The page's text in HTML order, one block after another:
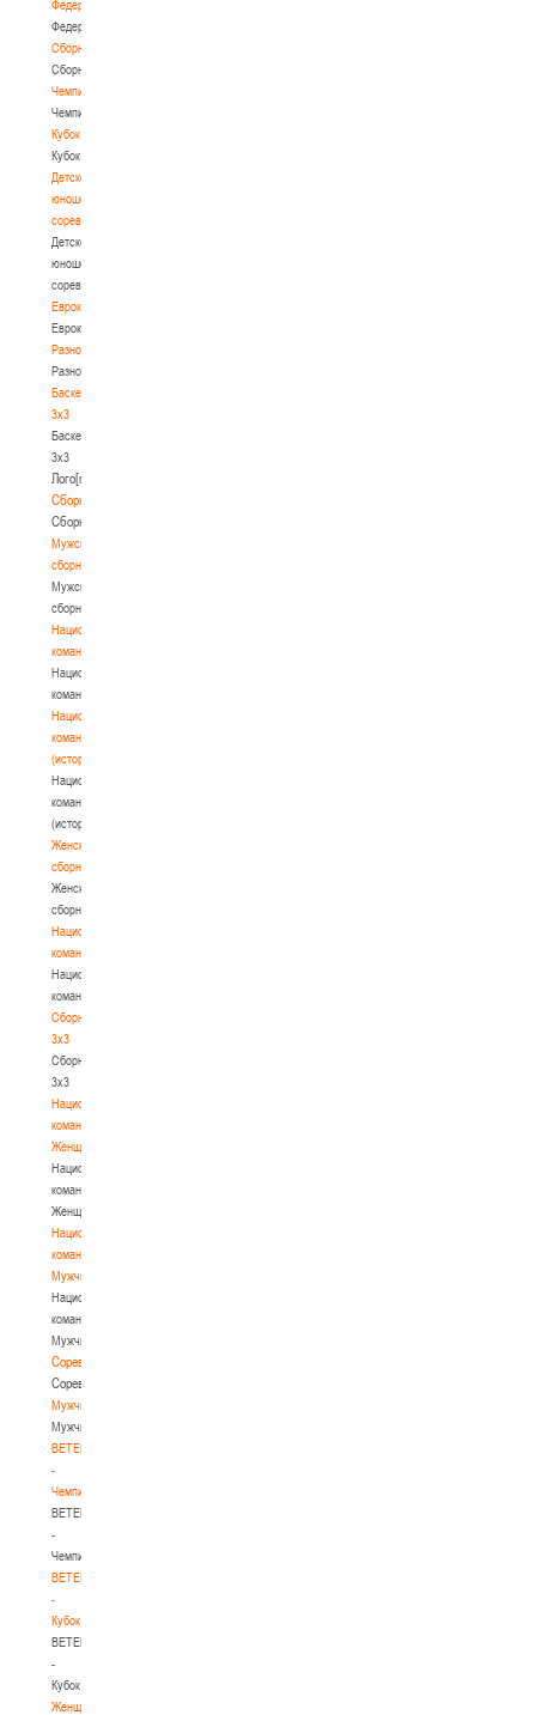
Федерация
Федерация
Сборные
Сборные
Чемпионат
Чемпионат
Кубок
Кубок
Детско-
юношеские
соревнования
Детско-
юношеские
соревнования
Еврокубки
Еврокубки
Разное
Разное
Баскетбол
3х3
Баскетбол
3х3
Лого[modid=121]
Сборные
Сборные
Мужские
сборные
Мужские
сборные
Национальная
команда
Национальная
команда
Национальная
команда
(история)
Национальная
команда
(история)
Женские
сборные
Женские
сборные
Национальная
команда
Национальная
команда
Сборные
3х3
Сборные
3х3
Национальная
команда.
Женщины
Национальная
команда.
Женщины
Национальная
команда.
Мужчины
Национальная
команда.
Мужчины
Соревнования
Соревнования
Мужчины
Мужчины
BETERA
-
Чемпионат
BETERA
-
Чемпионат
BETERA
-
Кубок
BETERA
-
Кубок
Женщины